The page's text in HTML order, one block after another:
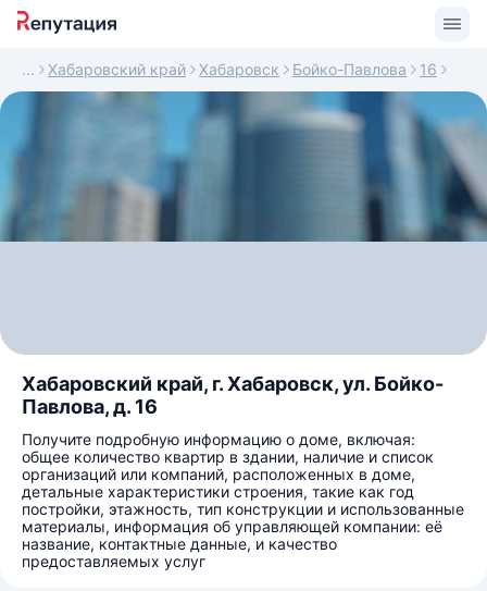
Хабаровский край Хабаровск Бойко-Павлова 16
Хабаровский край, г. Хабаровск, ул. Бойко-
Павлова, д. 16
Получите подробную информацию о доме, включая:
общее количество квартир в здании, наличие и список
организаций или компаний, расположенных в доме,
детальные характеристики строения, такие как год
постройки, этажность, тип конструкции и использованные
материалы, информация об управляющей компании: её
название, контактные данные, и качество
предоставляемых услуг